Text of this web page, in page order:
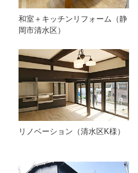
和室＋キッチンリフォーム（静
岡市清水区）
リノベーション（清水区K様）